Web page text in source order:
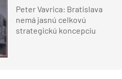
Peter Vavrica: Bratislava
nemá jasnú celkovú
strategickú koncepciu